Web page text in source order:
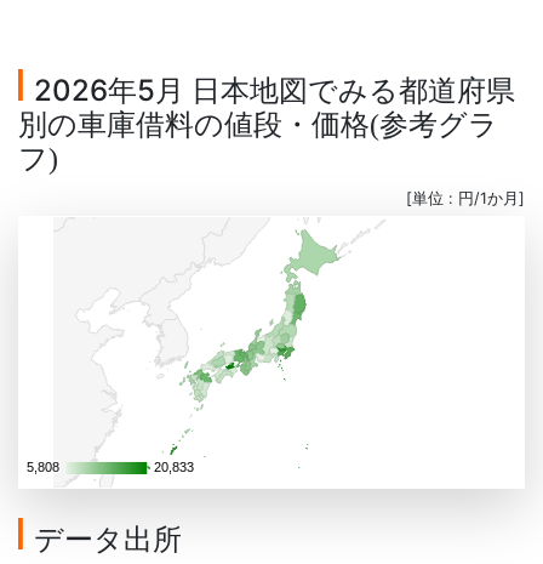
2026年5月 日本地図でみる都道府県
別の車庫借料の値段・価格(参考グラ
フ)
[単位 : 円/1か月]
5,808
5,808 20,833
20,833
データ出所